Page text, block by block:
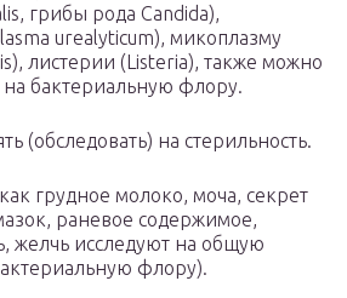
грибы рода Candida),
urealyticum), микоплазму
листерии (Listeria), также можно
на бактериальную флору.
(обследовать) на стерильность.
грудное молоко, моча, секрет
раневое содержимое,
желчь исследуют на общую
флору).